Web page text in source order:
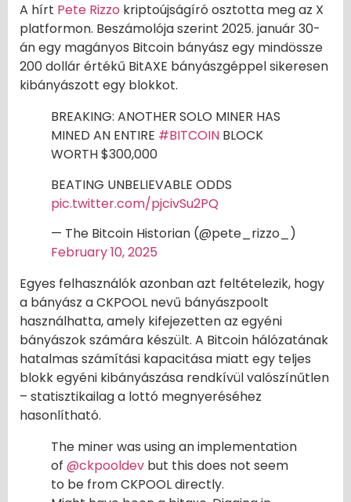
A hírt Pete Rizzo kriptoújságíró osztotta meg az X
platformon. Beszámolója szerint 2025. január 30-
án egy magányos Bitcoin bányász egy mindössze
200 dollár értékű BitAXE bányászgéppel sikeresen
kibányászott egy blokkot.
BREAKING: ANOTHER SOLO MINER HAS
MINED AN ENTIRE #BITCOIN BLOCK
WORTH $300,000
BEATING UNBELIEVABLE ODDS
pic.twitter.com/pjcivSu2PQ
— The Bitcoin Historian (@pete_rizzo_)
February 10, 2025
Egyes felhasználók azonban azt feltételezik, hogy
a bányász a CKPOOL nevű bányászpoolt
használhatta, amely kifejezetten az egyéni
bányászok számára készült. A Bitcoin hálózatának
hatalmas számítási kapacitása miatt egy teljes
blokk egyéni kibányászása rendkívül valószínűtlen
– statisztikailag a lottó megnyeréséhez
hasonlítható.
The miner was using an implementation
of @ckpooldev but this does not seem
to be from CKPOOL directly.